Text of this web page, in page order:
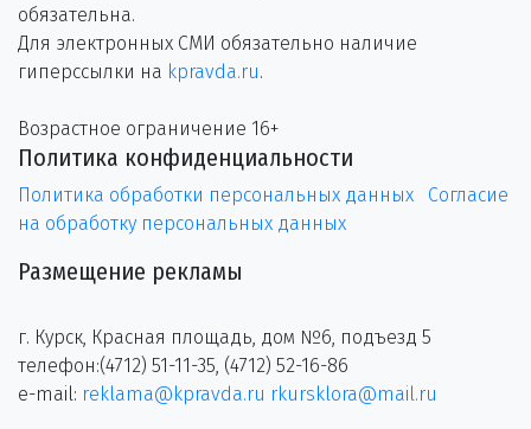
обязательна.
Для электронных СМИ обязательно наличие
гиперссылки на kpravda.ru.
Возрастное ограничение 16+
Политика конфиденциальности
Политика обработки персональных данных
Согласие
на обработку персональных данных
Размещение рекламы
г. Курск, Красная площадь, дом №6, подъезд 5
телефон:(4712) 51-11-35, (4712) 52-16-86
e-mail: reklama@kpravda.ru rkursklora@mail.ru